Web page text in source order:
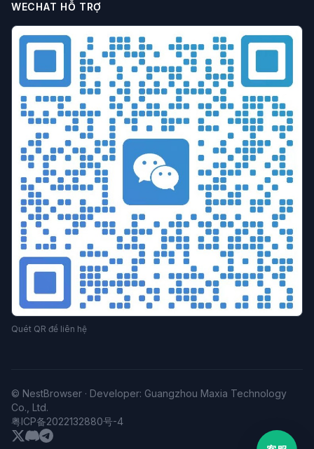
WECHAT HỖ TRỢ
Quét QR để liên hệ
© NestBrowser · Developer: Guangzhou Maxia Technology
Co., Ltd.
粤ICP备2022132880号-4